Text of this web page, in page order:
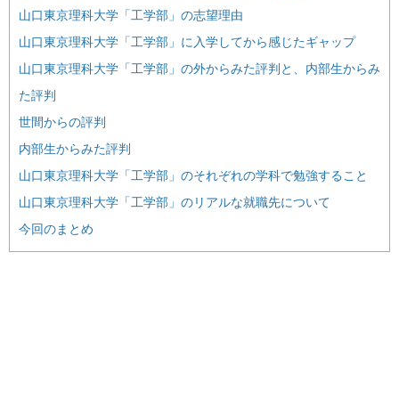
山口東京理科大学「工学部」の志望理由
山口東京理科大学「工学部」に入学してから感じたギャップ
山口東京理科大学「工学部」の外からみた評判と、内部生からみ
た評判
世間からの評判
内部生からみた評判
山口東京理科大学「工学部」のそれぞれの学科で勉強すること
山口東京理科大学「工学部」のリアルな就職先について
今回のまとめ